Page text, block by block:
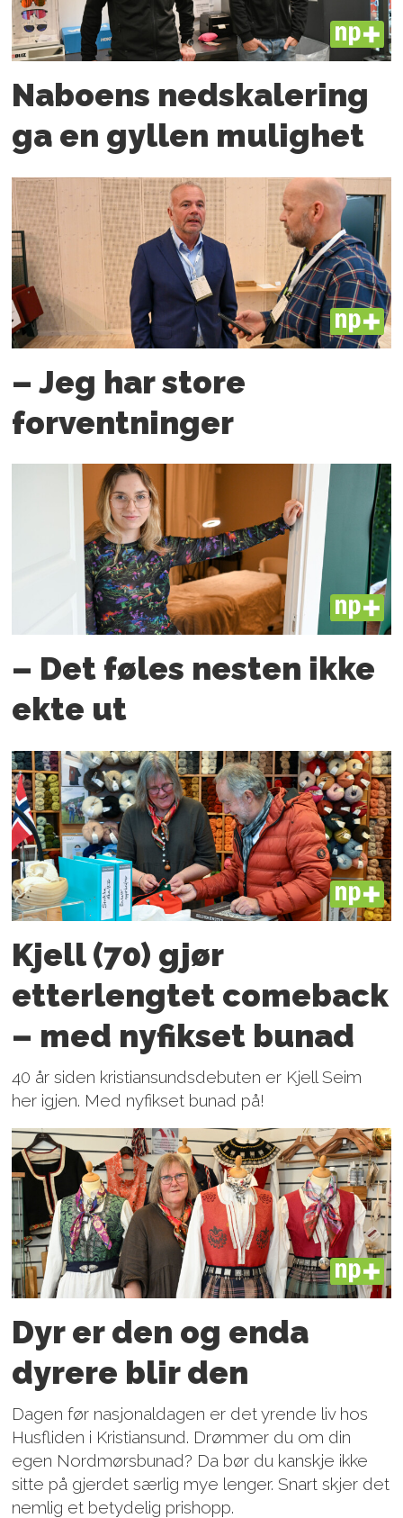
PLUS
Naboens nedskalering
ga en gyllen mulighet
PLUS
– Jeg har store
forventninger
PLUS
– Det føles nesten ikke
ekte ut
PLUS
Kjell (70) gjør
etterlengtet comeback
– med nyfikset bunad
40 år siden kristiansundsdebuten er Kjell Seim
her igjen. Med nyfikset bunad på!
PLUS
Dyr er den og enda
dyrere blir den
Dagen før nasjonaldagen er det yrende liv hos
Husfliden i Kristiansund. Drømmer du om din
egen Nordmørsbunad? Da bør du kanskje ikke
sitte på gjerdet særlig mye lenger. Snart skjer det
nemlig et betydelig prishopp.